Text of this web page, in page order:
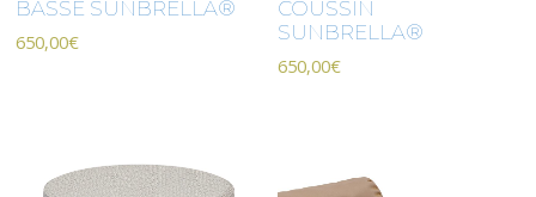
BASSE SUNBRELLA®
650,00€
COUSSIN
SUNBRELLA®
650,00€